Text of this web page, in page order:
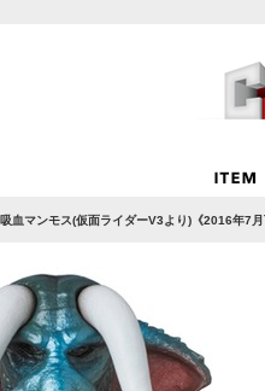
吸血マンモス(仮面ライダーV3より)《2016年7